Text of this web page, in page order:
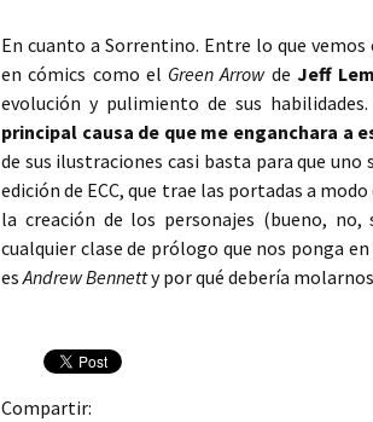
En cuanto a Sorrentino. Entre lo que
en cómics como el Green Arrowde Jeff
evolución y pulimiento de sus
principal causa de que me enganchara a
de sus ilustraciones casi basta para que uno
edición de ECC, que trae las portadas a
la creación de los personajes (bueno, no,
cualquier clase de prólogo que nos ponga
esAndrew Bennetty por qué debería
Compartir: